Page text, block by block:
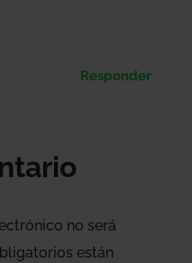
Responder
no será
están